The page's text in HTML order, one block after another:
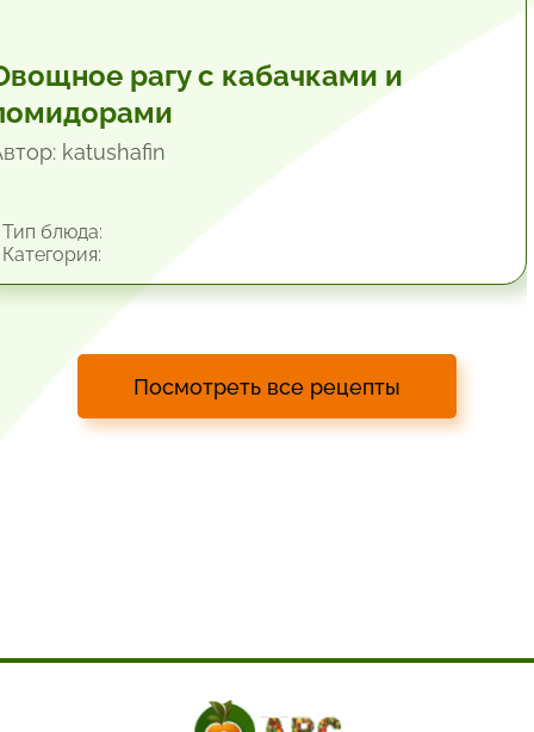
рагу с кабачками и
katushafin
блюда:
Посмотреть все рецепты